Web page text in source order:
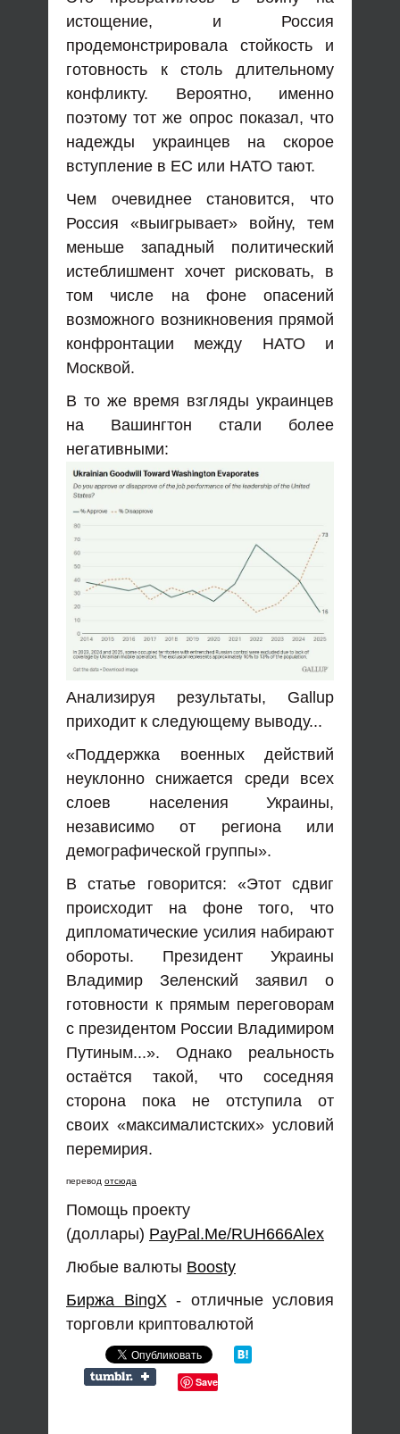
истощение, и Россия
продемонстрировала стойкость и
готовность к столь длительному
конфликту. Вероятно, именно
поэтому тот же опрос показал, что
надежды украинцев на скорое
вступление в ЕС или НАТО тают.
Чем очевиднее становится, что
Россия «выигрывает» войну, тем
меньше западный политический
истеблишмент хочет рисковать, в
том числе на фоне опасений
возможного возникновения прямой
конфронтации между НАТО и
Москвой.
В то же время взгляды украинцев
на Вашингтон стали более
негативными:
Анализируя результаты, Gallup
приходит к следующему выводу...
«Поддержка военных действий
неуклонно снижается среди всех
слоев населения Украины,
независимо от региона или
демографической группы».
В статье говорится: «Этот сдвиг
происходит на фоне того, что
дипломатические усилия набирают
обороты. Президент Украины
Владимир Зеленский заявил о
готовности к прямым переговорам
с президентом России Владимиром
Путиным...». Однако реальность
остаётся такой, что соседняя
сторона пока не отступила от
своих «максималистских» условий
перемирия.
перевод отсюда
Помощь проекту
(доллары) PayPal.Me/RUH666Alex
Любые валюты Boosty
Биржа BingX- отличные условия
торговли криптовалютой
Save